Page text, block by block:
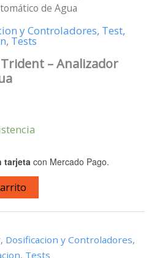
de Agua
y Controladores, Test,
, Tests
– Analizador
tarjeta con Mercado Pago.
, Dosificacion y Controladores,
, Tests